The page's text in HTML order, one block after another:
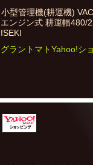
小型管理機(耕運機)
エンジン式 耕運幅480/
ISEKI
グラントマトYahoo!シ